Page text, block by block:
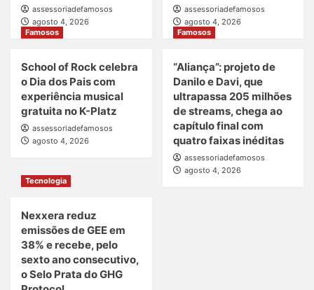
assessoriadefamosos
agosto 4, 2026
assessoriadefamosos
agosto 4, 2026
Famosos
School of Rock celebra
o Dia dos Pais com
experiência musical
gratuita no K-Platz
assessoriadefamosos
agosto 4, 2026
Famosos
“Aliança”: projeto de
Danilo e Davi, que
ultrapassa 205 milhões
de streams, chega ao
capítulo final com
quatro faixas inéditas
assessoriadefamosos
agosto 4, 2026
Tecnologia
Nexxera reduz
emissões de GEE em
38% e recebe, pelo
sexto ano consecutivo,
o Selo Prata do GHG